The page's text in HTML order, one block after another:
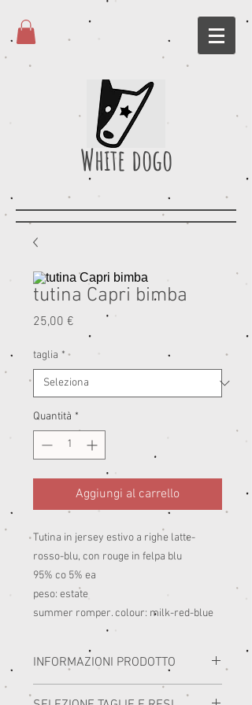
White dogo
tutina Capri bimba
25,00 € Prezzo
taglia *
Quantità *
Aggiungi al carrello
Tutina in jersey estivo a righe latte-
rosso-blu, con rouge in felpa blu
95% co 5% ea
peso: estate
summer romper. colour: milk-red-blue
INFORMAZIONI PRODOTTO
I miei capi sono realizzati con i migliori